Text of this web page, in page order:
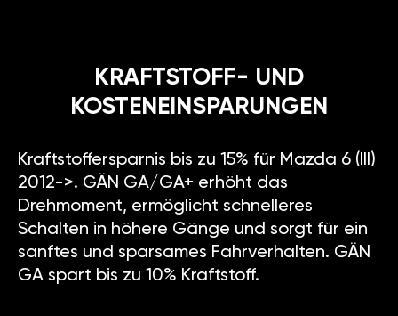
KRAFTSTOFF- UND
KOSTENEINSPARUNGEN
Kraftstoffersparnis bis zu 15% für Mazda 6 (III)
2012->. GÄN GA/GA+ erhöht das
Drehmoment, ermöglicht schnelleres
Schalten in höhere Gänge und sorgt für ein
sanftes und sparsames Fahrverhalten. GÄN
GA spart bis zu 10% Kraftstoff.